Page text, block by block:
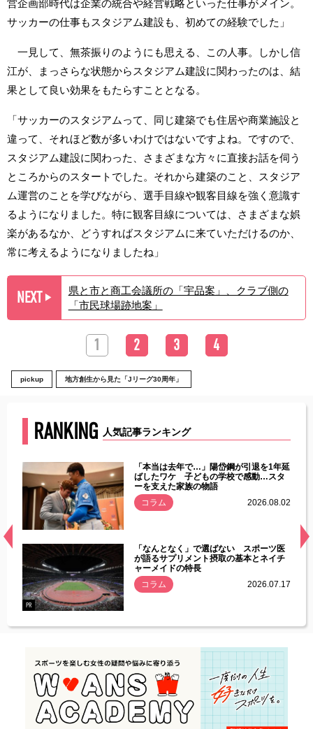
営企画部時代は企業の統合や経営戦略といった仕事がメイン。
サッカーの仕事もスタジアム建設も、初めての経験でした」
一見して、無茶振りのようにも思える、この人事。しかし信
江が、まっさらな状態からスタジアム建設に関わったのは、結
果として良い効果をもたらすこととなる。
「サッカーのスタジアムって、同じ建築でも住居や商業施設と
違って、それほど数が多いわけではないですよね。ですので、
スタジアム建設に関わった、さまざまな方々に直接お話を伺う
ところからのスタートでした。それから建築のこと、スタジア
ム運営のことを学びながら、選手目線や観客目線を強く意識す
るようになりました。特に観客目線については、さまざまな娯
楽があるなか、どうすればスタジアムに来ていただけるのか、
常に考えるようになりましたね」
NEXT ▶︎
県と市と商工会議所の「宇品案」、クラブ側の
「市民球場跡地案」
1 2 3 4
pickup 地方創生から見た「Jリーグ30周年」
RANKING 人気記事ランキング
常
「本当は去年で…」陽岱鋼が引退を1年延
ばしたワケ 子どもの学校で感動…スタ
ーを支えた家族の物語
コラム
2026.08.02
PR
「なんとなく」で選ばない スポーツ医
が語るサプリメント摂取の基本とネイチ
ャーメイドの特長
コラム
2026.07.17